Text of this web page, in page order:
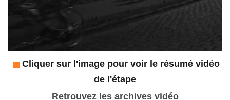
Cliquer sur l'image pour voir le résumé vidéo
de l'étape
Retrouvez les archives vidéo